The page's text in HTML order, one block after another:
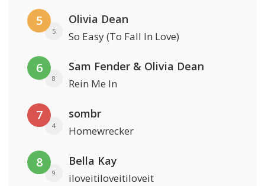
5
5
Olivia Dean
So Easy (To Fall In Love)
6
8
Sam Fender & Olivia Dean
Rein Me In
7
4
sombr
Homewrecker
8
9
Bella Kay
iloveitiloveitiloveit